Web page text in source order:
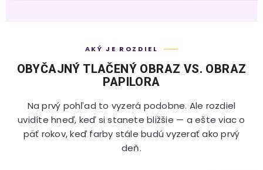
AKÝ JE ROZDIEL
OBYČAJNÝ TLAČENÝ OBRAZ VS. OBRAZ
PAPILORA
Na prvý pohľad to vyzerá podobne. Ale rozdiel
uvidíte hneď, keď si stanete bližšie — a ešte viac o
päť rokov, keď farby stále budú vyzerať ako prvý
deň.